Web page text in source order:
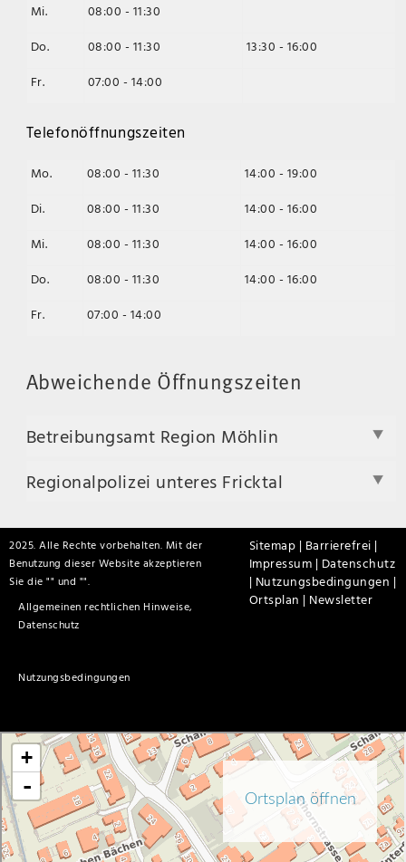
Mi.
08:00 - 11:30
Do.
08:00 - 11:30
13:30 - 16:00
Fr.
07:00 - 14:00
Telefonöffnungszeiten
Mo. 08:00 - 11:30
14:00 - 19:00
Di.
08:00 - 11:30
14:00 - 16:00
Mi.
08:00 - 11:30
14:00 - 16:00
Do.
08:00 - 11:30
14:00 - 16:00
Fr.
07:00 - 14:00
Abweichende Öffnungszeiten
Betreibungsamt Region Möhlin
Regionalpolizei unteres Fricktal
2025. Alle Rechte vorbehalten. Mit der
Benutzung dieser Website akzeptieren
Sie die "
Allgemeinen rechtlichen Hinweise,
Datenschutz
" und "
Nutzungsbedingungen
".
Sitemap | Barrierefrei |
Impressum | Datenschutz
| Nutzungsbedingungen |
Ortsplan | Newsletter